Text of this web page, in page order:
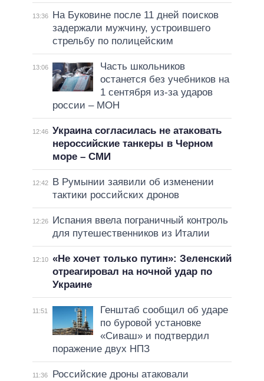
13:36
На Буковине после 11 дней поисков
задержали мужчину, устроившего
стрельбу по полицейским
13:06
Часть школьников
останется без учебников на
1 сентября из-за ударов
россии – МОН
12:46 Украина согласилась не атаковать
нероссийские танкеры в Черном
море – СМИ
12:42
В Румынии заявили об изменении
тактики российских дронов
12:26
Испания ввела пограничный контроль
для путешественников из Италии
12:10 «Не хочет только путин»: Зеленский
отреагировал на ночной удар по
Украине
11:51
Генштаб сообщил об ударе
по буровой установке
«Сиваш» и подтвердил
поражение двух НПЗ
11:36
Российские дроны атаковали